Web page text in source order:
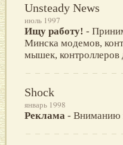
Unsteady News
июль 1997
Ищу работу! -
Минска модемов,
мышек, контроллеров
Shock
январь 1998
Реклама - Вниманию